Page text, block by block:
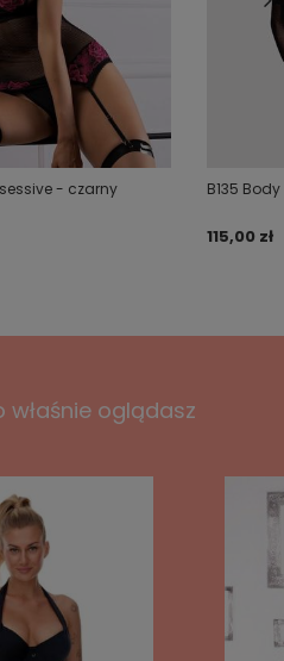
- czarny B135
115,00 zł
oglądasz